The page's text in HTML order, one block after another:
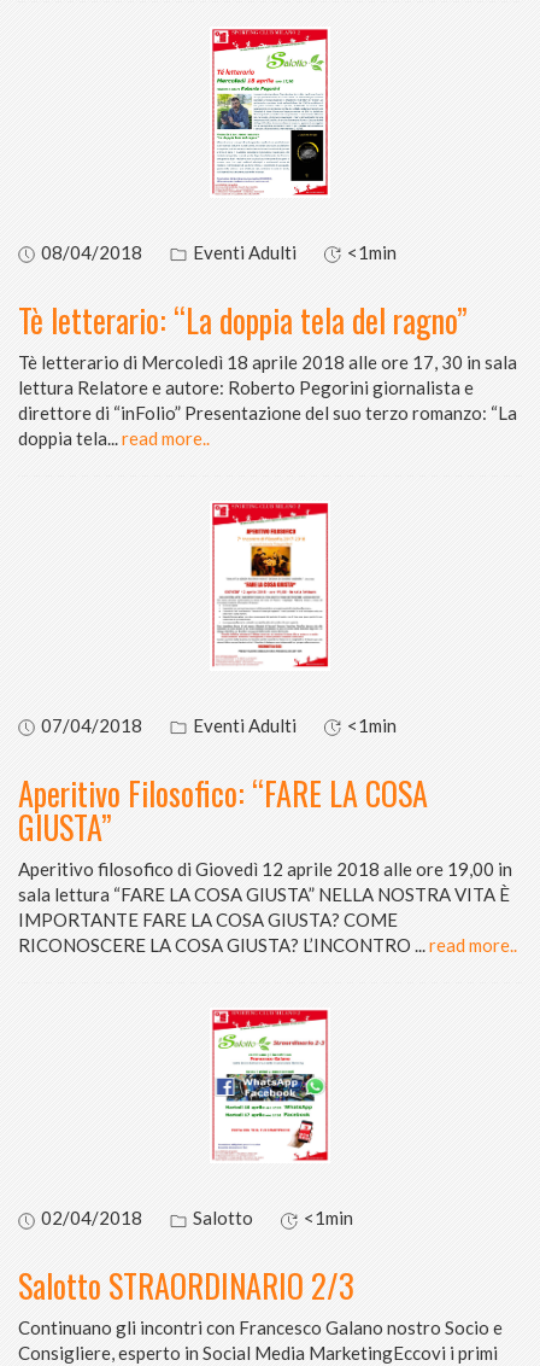
08/04/2018 Eventi Adulti <1min
Tè letterario: “La doppia tela del ragno”
Tè letterario di Mercoledì 18 aprile 2018 alle ore 17, 30 in sala
lettura Relatore e autore: Roberto Pegorini giornalista e
direttore di “inFolio” Presentazione del suo terzo romanzo: “La
doppia tela...read more..
07/04/2018 Eventi Adulti <1min
Aperitivo Filosofico: “FARE LA COSA
GIUSTA”
Aperitivo filosofico di Giovedì 12 aprile 2018 alle ore 19,00 in
sala lettura “FARE LA COSA GIUSTA” NELLA NOSTRA VITA È
IMPORTANTE FARE LA COSA GIUSTA? COME
RICONOSCERE LA COSA GIUSTA? L’INCONTRO...read more..
02/04/2018 Salotto <1min
Salotto STRAORDINARIO 2/3
Continuano gli incontri con Francesco Galano nostro Socio e
Consigliere, esperto in Social Media MarketingEccovi i primi